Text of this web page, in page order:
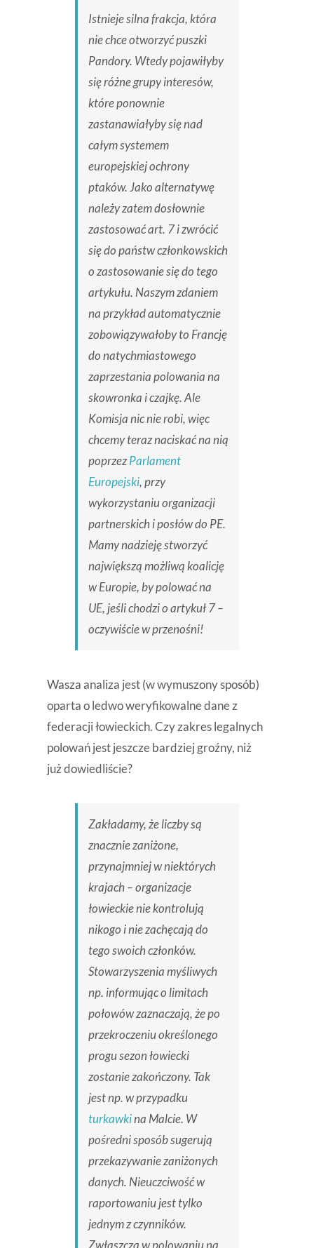
Istnieje silna frakcja, która
nie chce otworzyć puszki
Pandory. Wtedy pojawiłyby
się różne grupy interesów,
które ponownie
zastanawiałyby się nad
całym systemem
europejskiej ochrony
ptaków. Jako alternatywę
należy zatem dosłownie
zastosować art. 7 i zwrócić
się do państw członkowskich
o zastosowanie się do tego
artykułu. Naszym zdaniem
na przykład automatycznie
zobowiązywałoby to Francję
do natychmiastowego
zaprzestania polowania na
skowronka i czajkę. Ale
Komisja nic nie robi, więc
chcemy teraz naciskać na nią
poprzezParlament
Europejski, przy
wykorzystaniu organizacji
partnerskich i posłów do PE.
Mamy nadzieję stworzyć
największą możliwą koalicję
w Europie, by polować na
UE, jeśli chodzi o artykuł 7 –
oczywiście w przenośni!
Wasza analiza jest (w wymuszony sposób)
oparta o ledwo weryfikowalne dane z
federacji łowieckich. Czy zakres legalnych
polowań jest jeszcze bardziej groźny, niż
już dowiedliście?
Zakładamy, że liczby są
znacznie zaniżone,
przynajmniej w niektórych
krajach – organizacje
łowieckie nie kontrolują
nikogo i nie zachęcają do
tego swoich członków.
Stowarzyszenia myśliwych
np. informując o limitach
połowów zaznaczają, że po
przekroczeniu określonego
progu sezon łowiecki
zostanie zakończony. Tak
jest np. w przypadku
turkawkina Malcie. W
pośredni sposób sugerują
przekazywanie zaniżonych
danych. Nieuczciwość w
raportowaniu jest tylko
jednym z czynników.
Zwłaszcza w polowaniu na